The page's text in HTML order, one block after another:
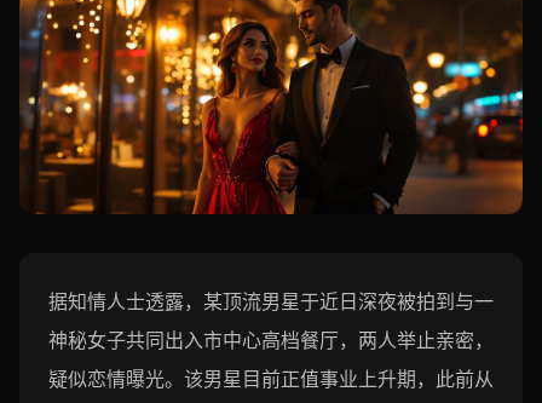
据知情人士透露，某顶流男星于近日深夜被拍到与一
神秘女子共同出入市中心高档餐厅，两人举止亲密，
疑似恋情曝光。该男星目前正值事业上升期，此前从